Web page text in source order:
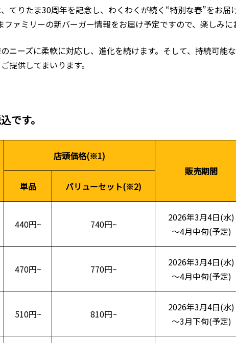
てりたま30周年を記念し、わくわくが続く“特別な春”をお
ァミリーの新バーガー情報をお届け予定ですので、楽しみに
ニーズに柔軟に対応し、進化を続けます。そして、持続可能
提供してまいります。
です。
店頭価格(※1)
販売期間
単品
バリューセット(※2)
440円~ 740円~
2026年3月4日(水)
～4月中旬(予定)
470円~ 770円~
2026年3月4日(水)
～4月中旬(予定)
510円~ 810円~
2026年3月4日(水)
～3月下旬(予定)